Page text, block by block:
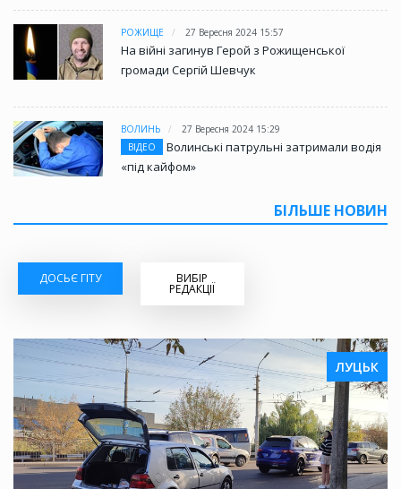
РОЖИЩЕ 27 Вересня 2024 15:57
На війні загинув Герой з Рожищенської
громади Сергій Шевчук
ВОЛИНЬ
27 Вересня 2024 15:29
ВІДЕО
Волинські патрульні затримали водія
«під кайфом»
БІЛЬШЕ НОВИН
ДОСЬЄ ГІТУ ВИБІР
РЕДАКЦІЇ
ЛУЦЬК